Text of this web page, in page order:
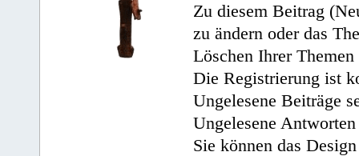
Zu diesem Beitrag
zu ändern oder das
Löschen Ihrer
Die Registrierung ist
Ungelesene Beiträge
Ungelesene
Sie können das